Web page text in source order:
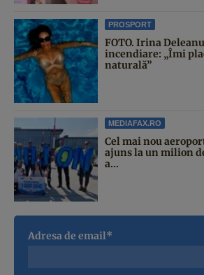
PROSPORT
FOTO. Irina
incendiare: „Îmi
naturală”
MEDIAFAX.RO
Cel mai nou
ajuns la un milion
a...
Adresa de email*